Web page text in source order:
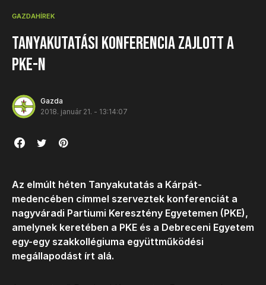
GAZDAHÍREK
Tanyakutatási konferencia zajlott a
PKE-n
Gazda
2018. január 21. - 13:14:07
Az elmúlt héten Tanyakutatás a Kárpát-
medencében címmel szerveztek konferenciát a
nagyváradi Partiumi Keresztény Egyetemen (PKE),
amelynek keretében a PKE és a Debreceni Egyetem
egy-egy szakkollégiuma együttműködési
megállapodást írt alá.